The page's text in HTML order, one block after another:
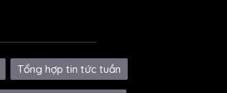
Tổng hợp tin tức tuần